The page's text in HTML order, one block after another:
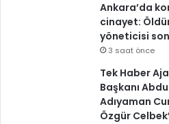
Ankara’da
cinayet:
yöneticisi
3 saat önce
Tek Haber
Başkanı
Adıyaman
Özgür